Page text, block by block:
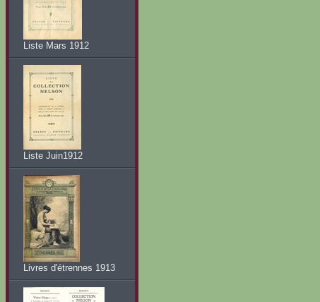
Liste Mars 1912
Liste Juin1912
Livres d'étrennes 1913